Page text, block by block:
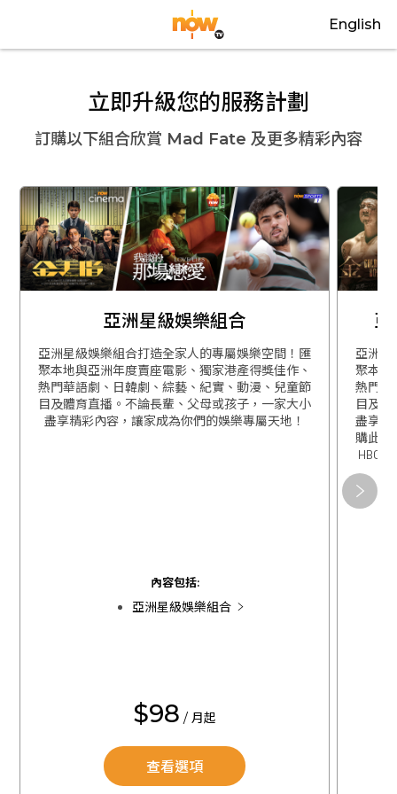
English
立即升級您的服務計劃
訂購以下組合欣賞 Mad Fate 及更多精彩內容
亞洲星級娛樂組合
亞洲星級娛樂組合打造全家人的專屬娛樂空間！匯
聚本地與亞洲年度賣座電影、獨家港產得獎佳作、
熱門華語劇、日韓劇、綜藝、紀實、動漫、兒童節
目及體育直播。不論長輩、父母或孩子，一家大小
盡享精彩內容，讓家成為你們的娛樂專屬天地！
內容包括:
亞洲星級娛樂組合
$98 / 月起
查看選項
亞
亞洲星
聚本地
熱門華
目及
盡享精
購此組
HBO
關閉